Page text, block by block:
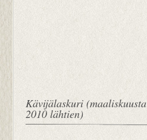
Kävijälaskuri (maaliskuusta
2010 lähtien)